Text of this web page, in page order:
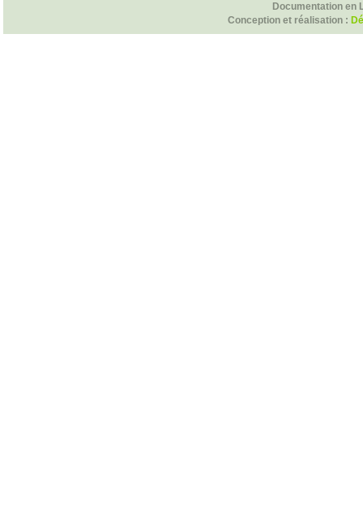
Documentation en
Conception et réalisation :